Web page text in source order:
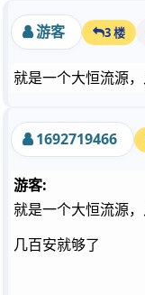
游客 3 楼
就是一个大恒流源
1692719466
游客:
就是一个大恒流源
几百安就够了